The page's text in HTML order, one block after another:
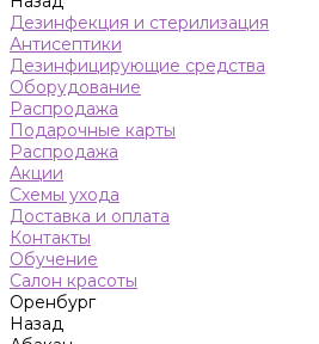
Дезинфекция и стерилизация
Антисептики
Дезинфицирующие средства
Оборудование
Распродажа
Подарочные карты
Распродажа
Акции
Схемы ухода
Доставка и оплата
Контакты
Обучение
Салон красоты
Оренбург
Назад